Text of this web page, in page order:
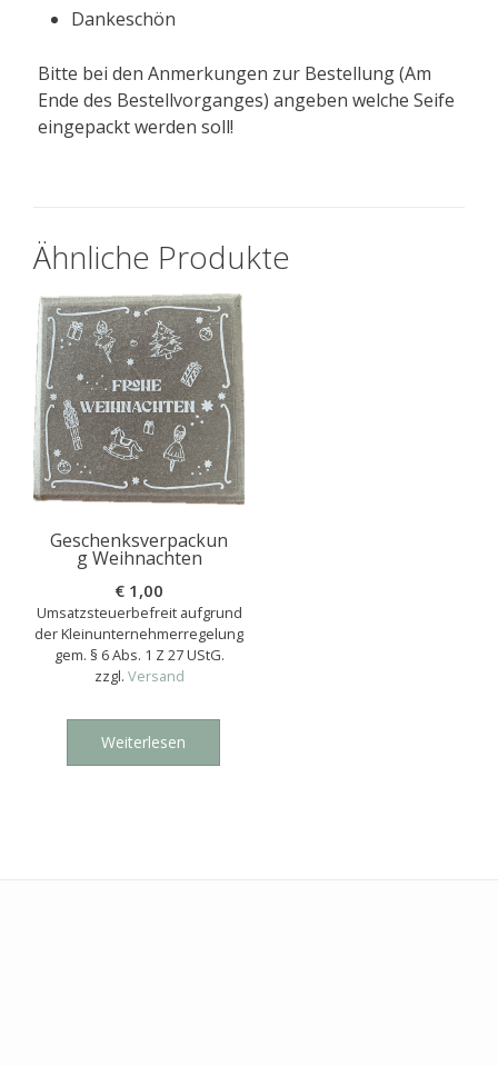
Dankeschön
Bitte bei den Anmerkungen zur Bestellung (Am
Ende des Bestellvorganges) angeben welche Seife
eingepackt werden soll!
Ähnliche Produkte
Geschenksverpackun
g Weihnachten
€ 1,00
Umsatzsteuerbefreit aufgrund
der Kleinunternehmerregelung
gem. § 6 Abs. 1 Z 27 UStG.
zzgl. Versand
Weiterlesen